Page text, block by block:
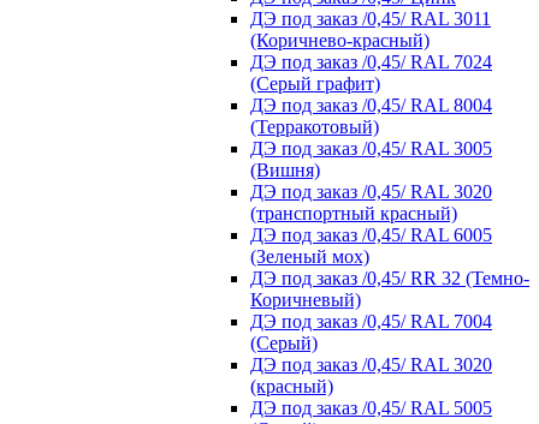
ДЭ под заказ /0,45/ RAL 3011
(Коричнево-красный)
ДЭ под заказ /0,45/ RAL 7024
(Серый графит)
ДЭ под заказ /0,45/ RAL 8004
(Терракотовый)
ДЭ под заказ /0,45/ RAL 3005
(Вишня)
ДЭ под заказ /0,45/ RAL 3020
(транспортный красный)
ДЭ под заказ /0,45/ RAL 6005
(Зеленый мох)
ДЭ под заказ /0,45/ RR 32 (Темно-
Коричневый)
ДЭ под заказ /0,45/ RAL 7004
(Серый)
ДЭ под заказ /0,45/ RAL 3020
(красный)
ДЭ под заказ /0,45/ RAL 5005